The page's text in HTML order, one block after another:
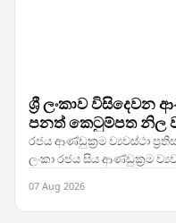
ශ්‍රී ලංකාව විසිදෙවන
පනත් කෙටුම්පත නිල
රජය ආණ්ඩුක්‍රම ව්‍යවස්ථා
ලංකා රජය සිය ආණ්ඩුක්‍රම
07 Aug 2026